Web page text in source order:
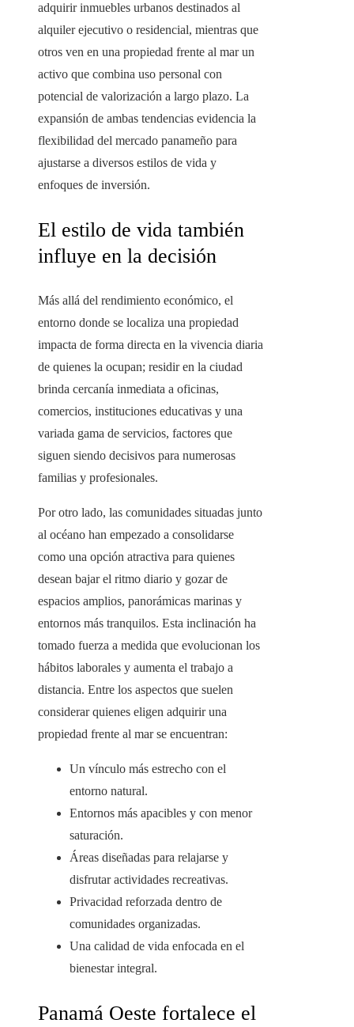
adquirir inmuebles urbanos destinados al
alquiler ejecutivo o residencial, mientras que
otros ven en una propiedad frente al mar un
activo que combina uso personal con
potencial de valorización a largo plazo. La
expansión de ambas tendencias evidencia la
flexibilidad del mercado panameño para
ajustarse a diversos estilos de vida y
enfoques de inversión.
El estilo de vida también
influye en la decisión
Más allá del rendimiento económico, el
entorno donde se localiza una propiedad
impacta de forma directa en la vivencia diaria
de quienes la ocupan; residir en la ciudad
brinda cercanía inmediata a oficinas,
comercios, instituciones educativas y una
variada gama de servicios, factores que
siguen siendo decisivos para numerosas
familias y profesionales.
Por otro lado, las comunidades situadas junto
al océano han empezado a consolidarse
como una opción atractiva para quienes
desean bajar el ritmo diario y gozar de
espacios amplios, panorámicas marinas y
entornos más tranquilos. Esta inclinación ha
tomado fuerza a medida que evolucionan los
hábitos laborales y aumenta el trabajo a
distancia. Entre los aspectos que suelen
considerar quienes eligen adquirir una
propiedad frente al mar se encuentran:
Un vínculo más estrecho con el
entorno natural.
Entornos más apacibles y con menor
saturación.
Áreas diseñadas para relajarse y
disfrutar actividades recreativas.
Privacidad reforzada dentro de
comunidades organizadas.
Una calidad de vida enfocada en el
bienestar integral.
Panamá Oeste fortalece el